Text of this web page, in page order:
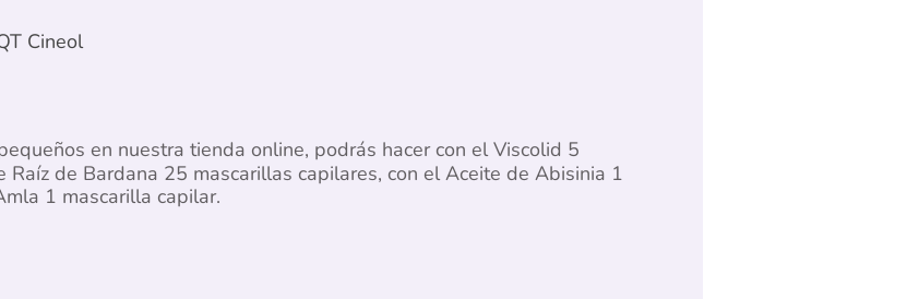
Cineol
en nuestra tienda online, podrás hacer con el Viscolid 5
Raíz de Bardana 25 mascarillas capilares, con el Aceite de Abisinia 1
1 mascarilla capilar.